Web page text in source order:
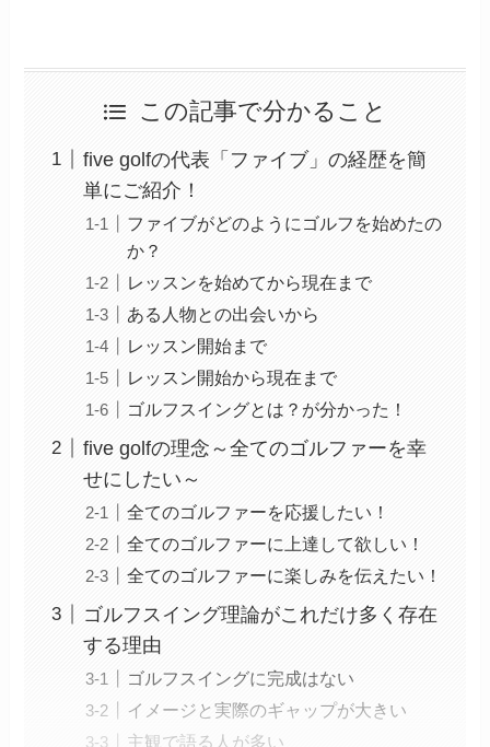
この記事で分かること
five golfの代表「ファイブ」の経歴を簡
単にご紹介！
ファイブがどのようにゴルフを始めたの
か？
レッスンを始めてから現在まで
ある人物との出会いから
レッスン開始まで
レッスン開始から現在まで
ゴルフスイングとは？が分かった！
five golfの理念～全てのゴルファーを幸
せにしたい～
全てのゴルファーを応援したい！
全てのゴルファーに上達して欲しい！
全てのゴルファーに楽しみを伝えたい！
ゴルフスイング理論がこれだけ多く存在
する理由
ゴルフスイングに完成はない
イメージと実際のギャップが大きい
主観で語る人が多い